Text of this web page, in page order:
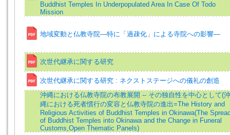
Buddhist Temples In Underpopulated Area In Case Of Todo
Mission
地域変動と仏教寺院―特に「過疎化」による寺院への影響―
次世代継承に関する研究
次世代継承に関する研究 : ネクストステージへの儀礼の創造
沖縄における仏教寺院の布教展開 -- その独自性を中心として(沖
縄における死者慣行の変容と仏教寺院の進出=The History and
Religious Activities of Buddhist Temples in Okinawa(The
of Buddhist Temples into Okinawa and the Change in Funeral
Customs,Open Thematic Panels)